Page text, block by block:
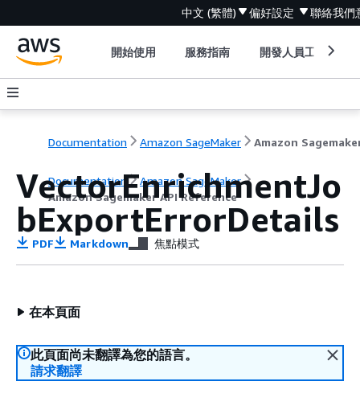
中文 (繁體) 偏好設定 聯絡我們
開始使用 服務指南 開發人員工具
Documentation Amazon SageMaker
Documentation
Amazon SageMaker
Amazon Sagemaker API Reference
VectorEnrichmentJo
bExportErrorDetails
PDF Markdown 焦點模式
在本頁面
此頁面尚未翻譯為您的語言。
請求翻譯